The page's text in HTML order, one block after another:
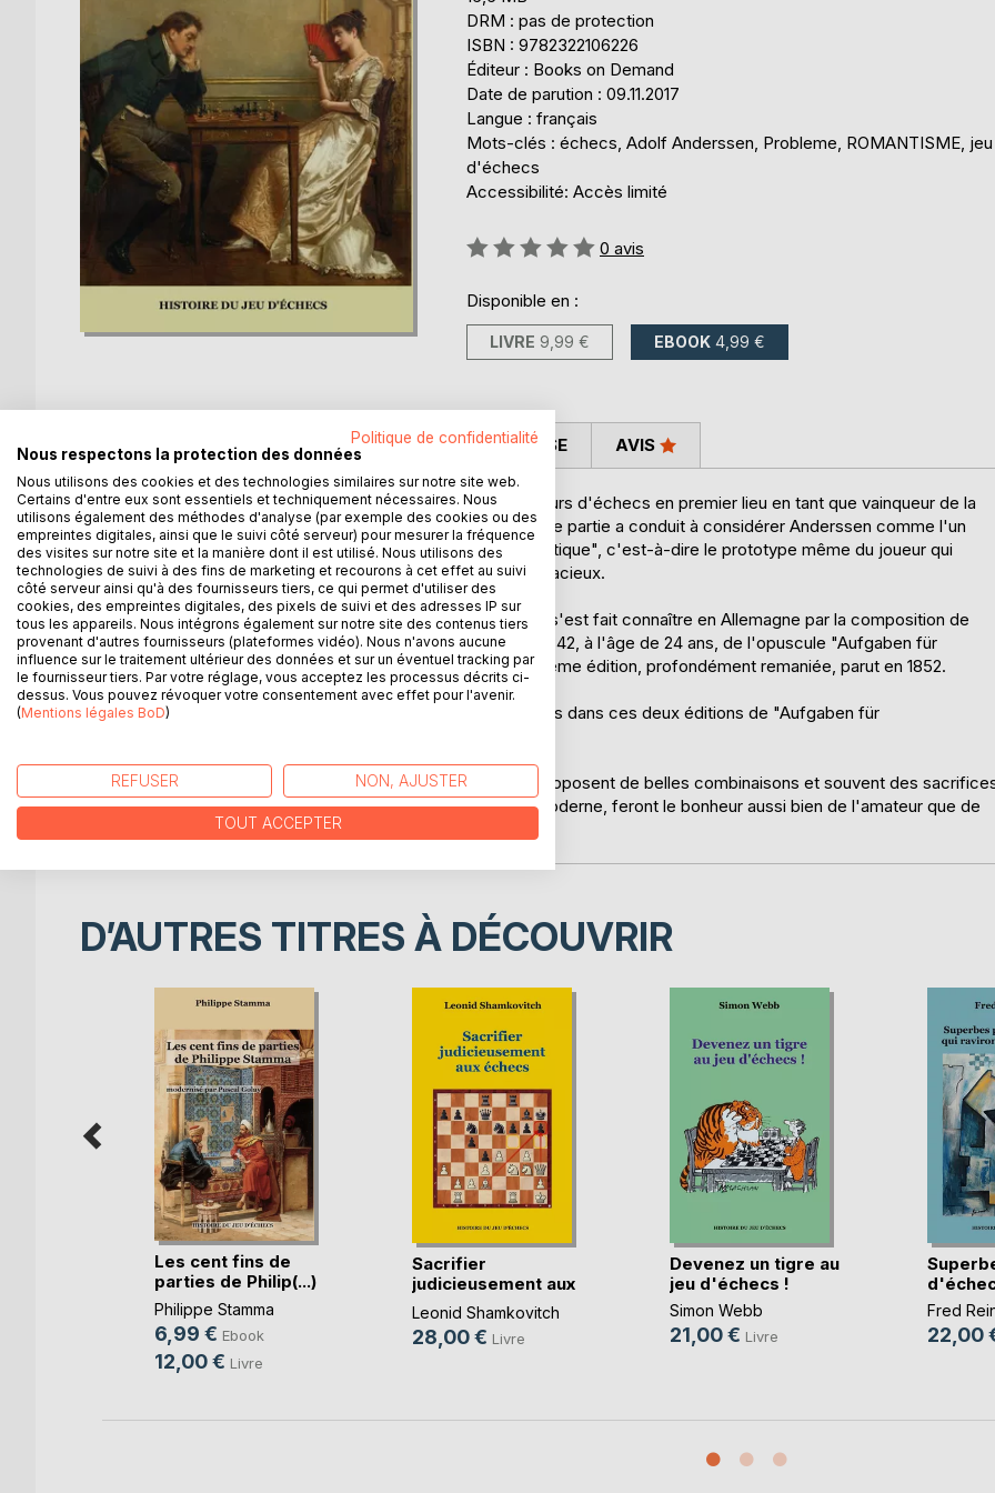
DRM : pas de protection
ISBN : 9782322106226
Éditeur : Books on Demand
Date de parution : 09.11.2017
Langue : français
Mots-clés : échecs, Adolf Anderssen, Probleme, ROMANTISME, jeu
d'échecs
Accessibilité: Accès limité
Évaluation:
0 avis
Disponible en :
LIVRE 9,99 € EBOOK 4,99 €
DESCRIPTION
Adolf Anderssen (1818 - 1879) est connu de tous les joueurs d'échecs en premier lieu en tant que vainqueur de la
partie "Immortelle" contre Lionel Kieseritzky en 1851. Cette partie a conduit à considérer Anderssen comme l'un
des représentants les plus illustres de l'école dite "romantique", c'est-à-dire le prototype même du joueur qui
fonde son jeu sur l'attaque à tout-va et les sacrifices audacieux.
En revanche, il est beaucoup moins connu qu'Anderssen s'est fait connaître en Allemagne par la composition de
problèmes d'échecs, en particulier par la publication en 1842, à l'âge de 24 ans, de l'opuscule "Aufgaben für
Schachspieler", qui rencontra un tel succès qu'une deuxième édition, profondément remaniée, parut en 1852.
Le présent ouvrage réunit la totalité des problèmes publiés dans ces deux éditions de "Aufgaben für
Toujours actuelles et très plaisantes, ces positions, qui proposent de belles combinaisons et souvent des
étonnants, présentées typographiquement de manière moderne, feront le bonheur aussi bien de l'amateur que de
l'historien du jeu d'échecs.
AUTEUR(S) CRITIQUES PRESSE AVIS
D’AUTRES TITRES À DÉCOUVRIR
Les cent fins de
parties de Philip(...)
Philippe Stamma
6,99 € Ebook
12,00 € Livre
Sacrifier
judicieusement aux
échecs
Leonid Shamkovitch
28,00 € Livre
Devenez un tigre au
jeu d'échecs !
Simon Webb
21,00 € Livre
Fred
22,00
Politique de confidentialité
Nous respectons la protection des données
Nous utilisons des cookies et des technologies similaires sur notre site web.
Certains d'entre eux sont essentiels et techniquement nécessaires. Nous
utilisons également des méthodes d'analyse (par exemple des cookies ou des
empreintes digitales, ainsi que le suivi côté serveur) pour mesurer la fréquence
des visites sur notre site et la manière dont il est utilisé. Nous utilisons des
technologies de suivi à des fins de marketing et recourons à cet effet au suivi
côté serveur ainsi qu'à des fournisseurs tiers, ce qui permet d'utiliser des
cookies, des empreintes digitales, des pixels de suivi et des adresses IP sur
tous les appareils. Nous intégrons également sur notre site des contenus tiers
provenant d'autres fournisseurs (plateformes vidéo). Nous n'avons aucune
influence sur le traitement ultérieur des données et sur un éventuel tracking par
le fournisseur tiers. Par votre réglage, vous acceptez les processus décrits ci-
dessus. Vous pouvez révoquer votre consentement avec effet pour l'avenir.
(Mentions légales BoD)
REFUSER NON, AJUSTER
TOUT ACCEPTER